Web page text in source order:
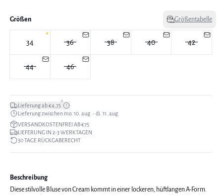
Größen Größentabelle
34 36 38 40 42
44 46
Lieferung ab €4,75*
Lieferung zwischen mo. 10. aug. - di. 11. aug.
VERSANDKOSTENFREI AB €75
LIEFERUNG IN 2-3 WERKTAGEN
30 TAGE RÜCKGABERECHT
Beschreibung
Diese stilvolle Bluse von Cream kommt in einer lockeren, hüftlangen A-Form.